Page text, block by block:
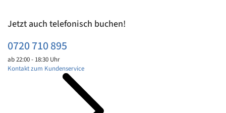
Jetzt auch telefonisch buchen!
0720 710 895
ab 22:00 - 18:30 Uhr
Kontakt zum Kundenservice